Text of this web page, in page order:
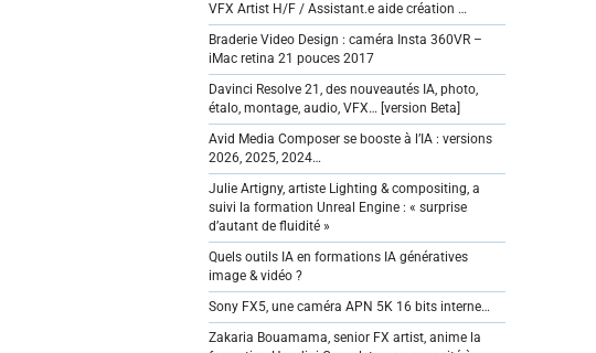
VFX Artist H/F / Assistant.e aide création …
Braderie Video Design : caméra Insta 360VR –
iMac retina 21 pouces 2017
Davinci Resolve 21, des nouveautés IA, photo,
étalo, montage, audio, VFX… [version Beta]
Avid Media Composer se booste à l’IA : versions
2026, 2025, 2024…
Julie Artigny, artiste Lighting & compositing, a
suivi la formation Unreal Engine : « surprise
d’autant de fluidité »
Quels outils IA en formations IA génératives
image & vidéo ?
Sony FX5, une caméra APN 5K 16 bits interne…
Zakaria Bouamama, senior FX artist, anime la